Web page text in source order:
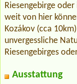
Riesengebirge
weit von hier
Kozákov (cca
unvergessliche
Riesengebirges
Ausstattung